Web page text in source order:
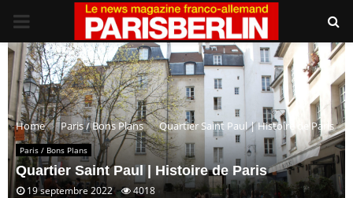
PRIMARY
MENU
Home Paris / Bons Plans Quartier Saint Paul | Histoire de Paris
Paris / Bons Plans
Quartier Saint Paul | Histoire de Paris
19 septembre 2022 4018